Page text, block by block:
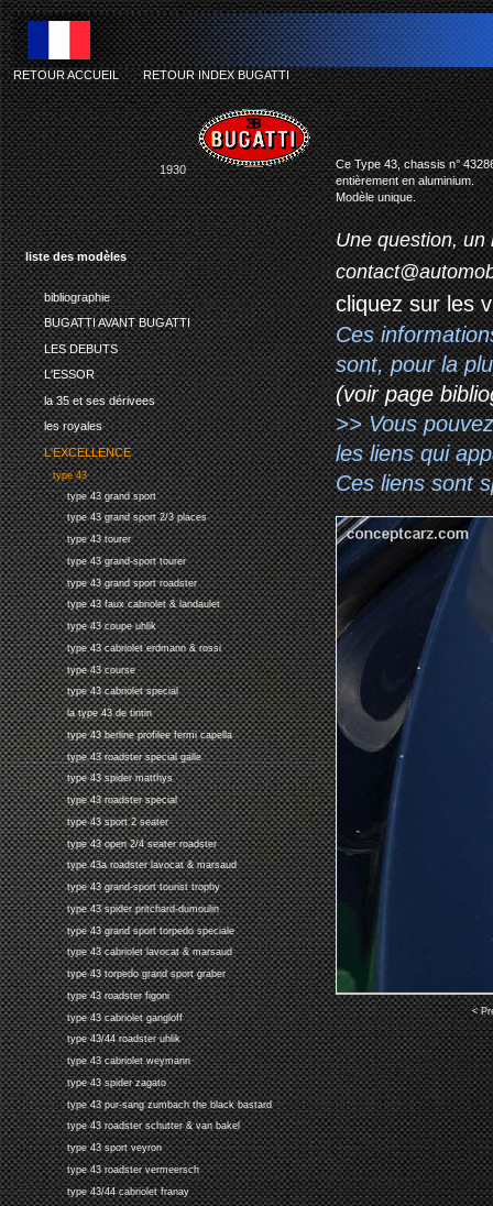
liste des modèles
bibliographie
BUGATTI AVANT BUGATTI
LES DEBUTS
L'ESSOR
la 35 et ses dérivees
les royales
L'EXCELLENCE
type 43
type 43 grand sport
type 43 grand sport 2/3 places
type 43 tourer
type 43 grand-sport tourer
type 43 grand sport roadster
type 43 faux cabriolet & landaulet
type 43 coupe uhlik
type 43 cabriolet erdmann & rossi
type 43 course
type 43 cabriolet special
la type 43 de tintin
type 43 berline profilee fermi capella
type 43 roadster special galle
type 43 spider matthys
type 43 roadster special
type 43 sport 2 seater
type 43 open 2/4 seater roadster
type 43a roadster lavocat & marsaud
type 43 grand-sport tourist trophy
type 43 spider pritchard-dumoulin
type 43 grand sport torpedo speciale
type 43 cabriolet lavocat & marsaud
type 43 torpedo grand sport graber
type 43 roadster figoni
type 43 cabriolet gangloff
type 43/44 roadster uhlik
type 43 cabriolet weymann
type 43 spider zagato
type 43 pur-sang zumbach the black bastard
type 43 roadster schutter & van bakel
type 43 sport veyron
type 43 roadster vermeersch
type 43/44 cabriolet franay
RETOUR ACCUEIL-RETOUR INDEX BUGATTI
1930
Ce Type 43, chassis n°
entièrement en aluminium.
Modèle unique.
Une question, un
cliquez sur les
Ces
sont, pour la
(voir page
>> Vous
les liens qui
Ces liens sont
<